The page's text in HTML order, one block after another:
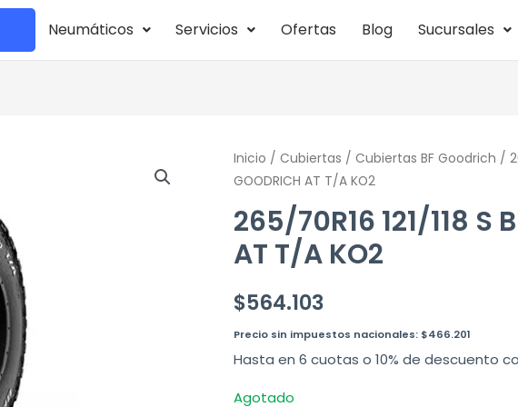
Neumáticos Servicios Ofertas Blog Sucursales
Inicio / Cubiertas / Cubiertas BF Goodrich /
GOODRICH AT T/A KO2
265/70R16 121/118 S
AT T/A KO2
$564.103
Precio sin impuestos nacionales: $466.201
Hasta en 6 cuotas o 10% de descuento
Agotado